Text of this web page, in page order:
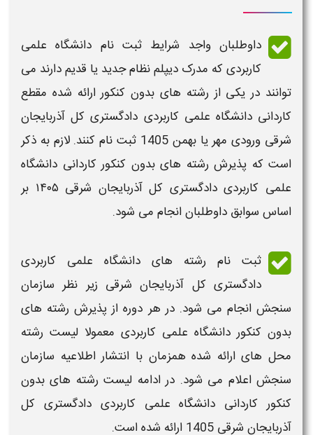
داوطلبان واجد شرایط ثبت نام دانشگاه علمی
کاربردی که مدرک دیپلم نظام جدید یا قدیم دارند می
توانند در یکی از رشته های بدون کنکورارائه شده مقطع
کاردانی دانشگاه علمی کاربردی دادگستری کل آذربایجان
شرقی​ ورودی مهر یا بهمن 1405
ثبت نامکنند. لازم به ذکر
است که پذیرش رشته های بدون کنکور کاردانی دانشگاه
علمی کاربردی دادگستری کل آذربایجان شرقی​ ۱۴۰۵ بر
اساس سوابق داوطلبان انجام می شود.
ثبت نام رشته های دانشگاه علمی کاربردی
دادگستری کل آذربایجان شرقی​ زیر نظر سازمان
سنجش انجام می شود. در هر دوره از پذیرش رشته های
بدون کنکور دانشگاه علمی کاربردی معمولا لیست رشته
محل های ارائه شده همزمان با انتشار اطلاعیه سازمان
سنجش اعلام می شود. در ادامه لیست رشته های بدون
کنکور کاردانی دانشگاه علمی کاربردی دادگستری کل
آذربایجان شرقی​ 1405 ارائه شده است.